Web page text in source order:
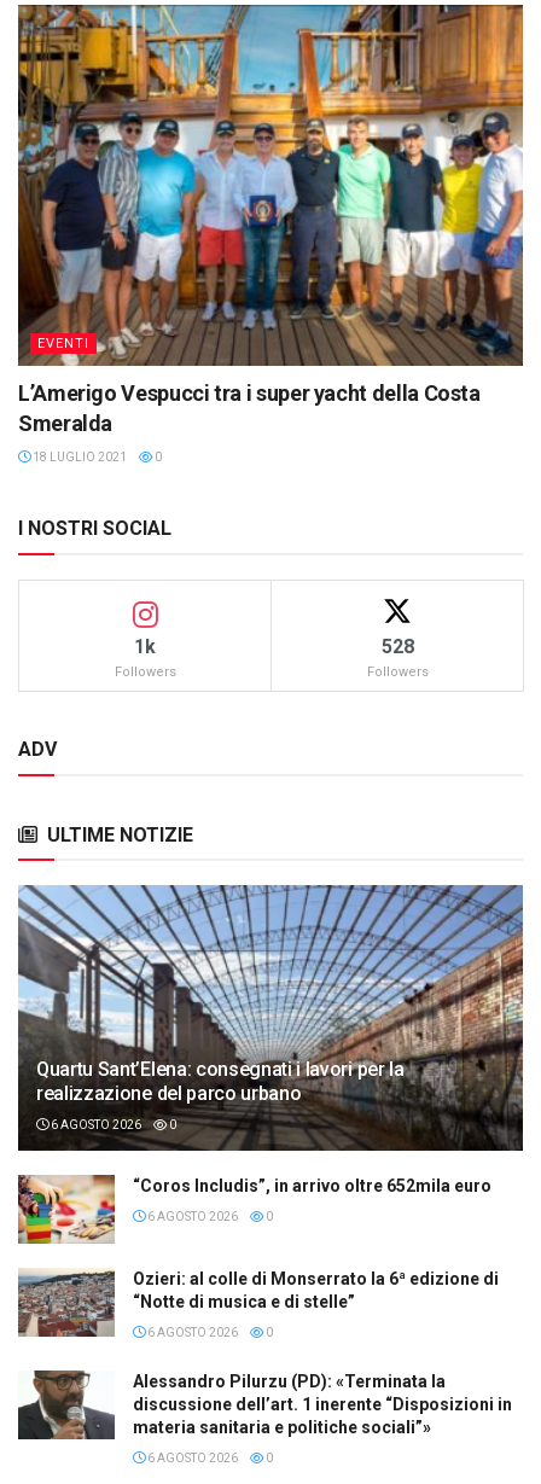
EVENTI
L’Amerigo Vespucci tra i super yacht della Costa
Smeralda
18 LUGLIO 2021 0
I NOSTRI SOCIAL
1k
Followers
528
Followers
ADV
ULTIME NOTIZIE
Quartu Sant’Elena: consegnati i lavori per la
realizzazione del parco urbano
6 AGOSTO 2026 0
“Coros Includis”, in arrivo oltre 652mila euro
6 AGOSTO 2026 0
Ozieri: al colle di Monserrato la 6ª edizione di
“Notte di musica e di stelle”
6 AGOSTO 2026 0
Alessandro Pilurzu (PD): «Terminata la
discussione dell’art. 1 inerente “Disposizioni in
materia sanitaria e politiche sociali”»
6 AGOSTO 2026 0